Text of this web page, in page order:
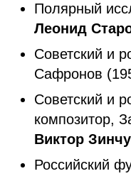
Полярный
Леонид
Советский и
Сафронов
Советский и
композитор,
Виктор
Российский